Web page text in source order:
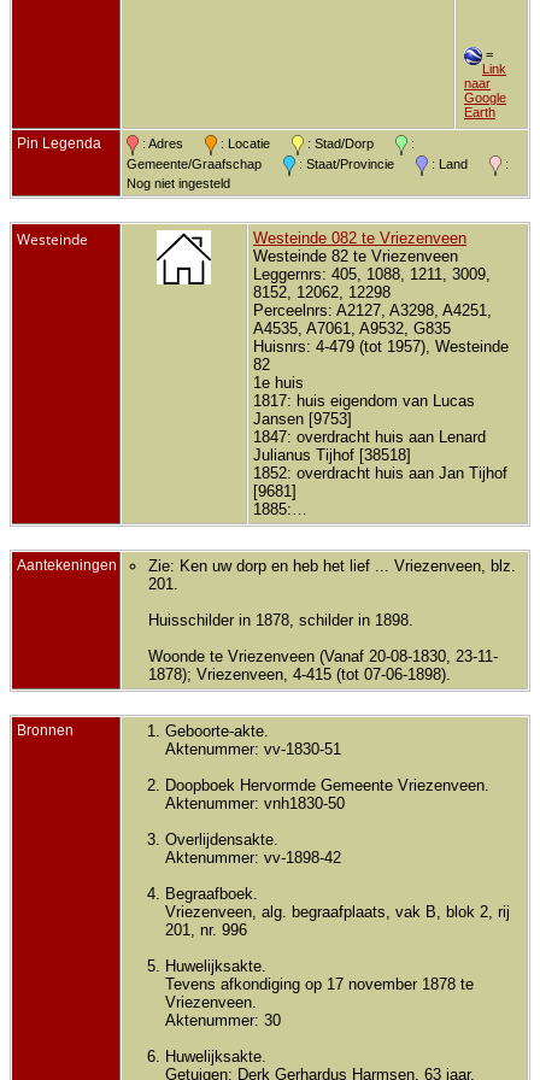
=
Link
naar
Google
Earth
Pin Legenda : Adres : Locatie : Stad/Dorp
:
Gemeente/Graafschap
: Staat/Provincie : Land
:
Nog niet ingesteld
Westeinde
Westeinde 082 te Vriezenveen
Westeinde 82 te Vriezenveen
Leggernrs: 405, 1088, 1211, 3009,
8152, 12062, 12298
Perceelnrs: A2127, A3298, A4251,
A4535, A7061, A9532, G835
Huisnrs: 4-479 (tot 1957), Westeinde
82
1e huis
1817: huis eigendom van Lucas
Jansen [9753]
1847: overdracht huis aan Lenard
Julianus Tijhof [38518]
1852: overdracht huis aan Jan Tijhof
[9681]
1885:…
Aantekeningen
Zie: Ken uw dorp en heb het lief ... Vriezenveen, blz.
201.
Huisschilder in 1878, schilder in 1898.
Woonde te Vriezenveen (Vanaf 20-08-1830, 23-11-
1878); Vriezenveen, 4-415 (tot 07-06-1898).
Bronnen
Geboorte-akte.
Aktenummer: vv-1830-51
Doopboek Hervormde Gemeente Vriezenveen.
Aktenummer: vnh1830-50
Overlijdensakte.
Aktenummer: vv-1898-42
Begraafboek.
Vriezenveen, alg. begraafplaats, vak B, blok 2, rij
201, nr. 996
Huwelijksakte.
Tevens afkondiging op 17 november 1878 te
Vriezenveen.
Aktenummer: 30
Huwelijksakte.
Getuigen: Derk Gerhardus Harmsen, 63 jaar,